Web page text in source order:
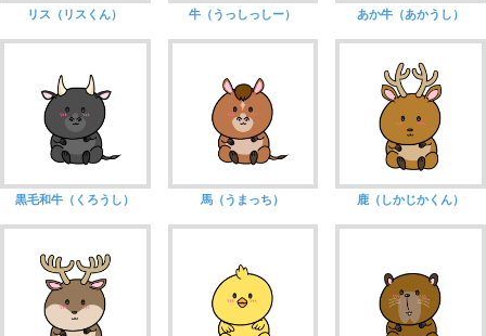
リス（リスくん） 牛（うっしっしー） あか牛（あかうし）
黒毛和牛（くろうし） 馬（うまっち） 鹿（しかじかくん）